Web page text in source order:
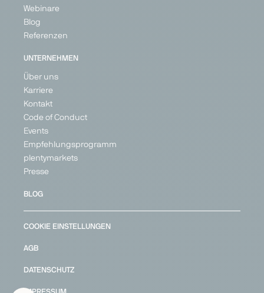
Webinare
Blog
Referenzen
UNTERNEHMEN
Über uns
Karriere
Kontakt
Code of Conduct
Events
Empfehlungsprogramm
plentymarkets
Presse
BLOG
COOKIE EINSTELLUNGEN
AGB
DATENSCHUTZ